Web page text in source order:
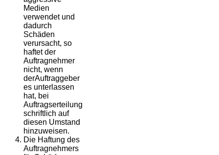
Medien
verwendet und
dadurch
Schäden
verursacht, so
haftet der
Auftragnehmer
nicht, wenn
derAuftraggeber
es unterlassen
hat, bei
Auftragserteilung
schriftlich auf
diesen Umstand
hinzuweisen.
Die Haftung des
Auftragnehmers